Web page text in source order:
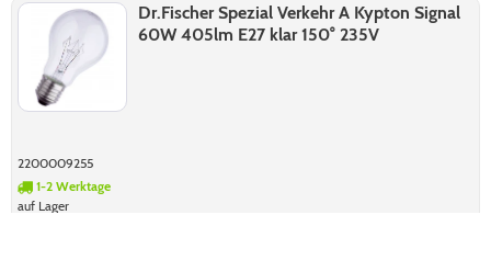
Dr.Fischer Spezial Verkehr A Kypton Signal
60W 405lm E27 klar 150° 235V
2200009255
1-2 Werktage
auf Lager